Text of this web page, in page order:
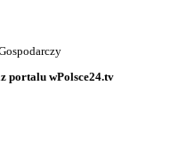
portalu wPolsce24.tv